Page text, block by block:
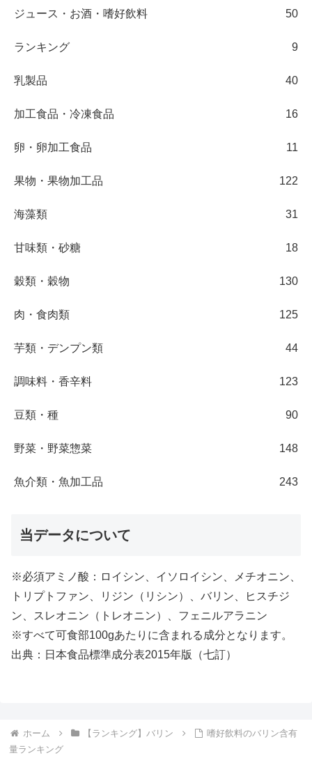
ジュース・お酒・嗜好飲料 50
ランキング 9
乳製品 40
加工食品・冷凍食品 16
卵・卵加工食品 11
果物・果物加工品 122
海藻類 31
甘味類・砂糖 18
穀類・穀物 130
肉・食肉類 125
芋類・デンプン類 44
調味料・香辛料 123
豆類・種 90
野菜・野菜惣菜 148
魚介類・魚加工品 243
当データについて
※必須アミノ酸：ロイシン、イソロイシン、メチオニン、
トリプトファン、リジン（リシン）、バリン、ヒスチジ
ン、スレオニン（トレオニン）、フェニルアラニン
※すべて可食部100gあたりに含まれる成分となります。
出典：日本食品標準成分表2015年版（七訂）
ホーム 【ランキング】バリン
嗜好飲料のバリン含有
量ランキング